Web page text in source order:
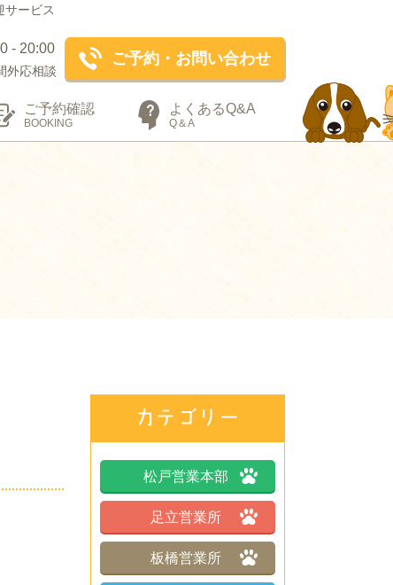
サービス
- 20:00
外応相談
ご予約・お問い合わせ
ご予約確認
BOOKING
よくあるQ&A
Q＆A
松戸営業本部
足立営業所
板橋営業所